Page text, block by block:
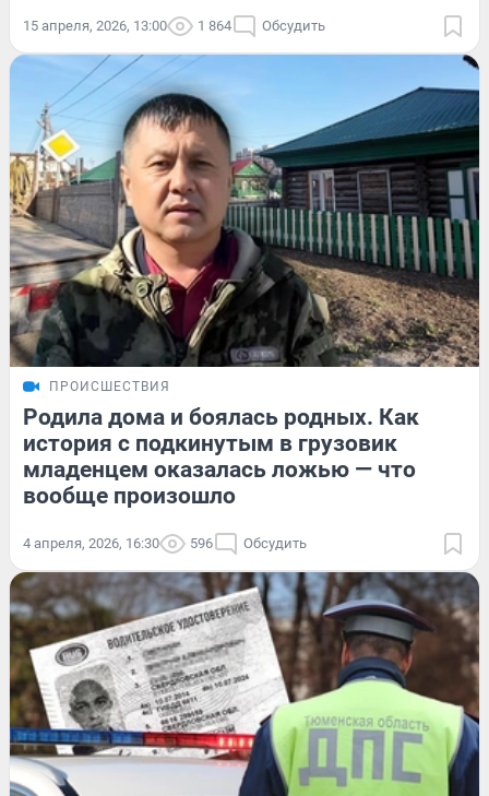
15 апреля, 2026, 13:00 1 864 Обсудить
ПРОИСШЕСТВИЯ
Родила дома и боялась родных. Как
история с подкинутым в грузовик
младенцем оказалась ложью — что
вообще произошло
4 апреля, 2026, 16:30 596 Обсудить